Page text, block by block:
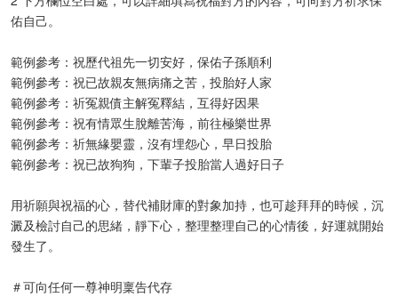
佑自己。
範例參考：祝歷代祖先一切安好，保佑子孫順利
範例參考：祝已故親友無病痛之苦，投胎好人家
範例參考：祈冤親債主解冤釋結，互得好因果
範例參考：祝有情眾生脫離苦海，前往極樂世界
範例參考：祈無緣嬰靈，沒有埋怨心，早日投胎
範例參考：祝已故狗狗，下輩子投胎當人過好日子
用祈願與祝福的心，替代補財庫的對象加持，也可趁拜拜的時候，沉
澱及檢討自己的思緒，靜下心，整理整理自己的心情後，好運就開始
發生了。
＃可向任何一尊神明稟告代存